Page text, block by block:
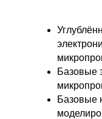
Базовые
Базовые